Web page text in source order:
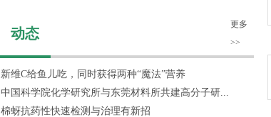
动态
更多
>>
新维C给鱼儿吃，同时获得两种“魔法”营养
中国科学院化学研究所与东莞材料所共建高分子研...
棉蚜抗药性快速检测与治理有新招